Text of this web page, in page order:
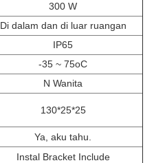
300 W
Di dalam dan di luar ruangan
IP65
-35 ~ 75oC
N Wanita
130*25*25
Ya, aku tahu.
Instal Bracket Include